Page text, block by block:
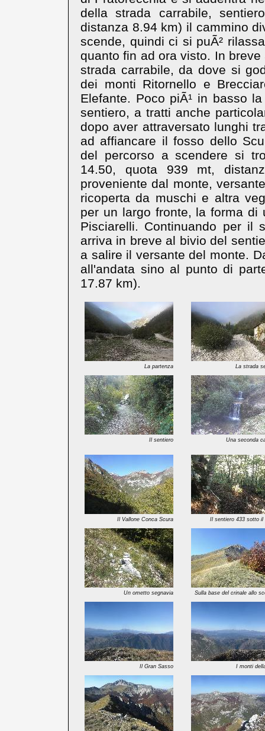
della strada carrabile,
distanza 8.94 km) il cammino
scende, quindi ci si puÃ²
quanto fin ad ora visto. In
strada carrabile, da dove si
dei monti Ritornello e
Elefante. Poco piÃ¹ in basso
sentiero, a tratti anche
dopo aver attraversato lunghi
ad affiancare il fosso dello
del percorso a scendere si
14.50, quota 939 mt,
proveniente dal monte,
ricoperta da muschi e altra
per un largo fronte, la forma di
Pisciarelli. Continuando per il
arriva in breve al bivio del
a salire il versante del monte.
all'andata sino al punto di
17.87 km).
La partenza La strada
Il sentiero Una seconda
Il Vallone Conca Scura Il sentiero 433 sotto il
Un ometto segnavia Sulla base del crinale allo
Il Gran Sasso I monti